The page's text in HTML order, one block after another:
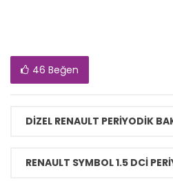
46 Beğen
DIZEL RENAULT PERIYODIK
RENAULT SYMBOL 1.5 DCI